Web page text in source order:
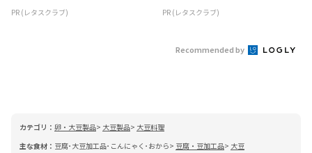
PR (レタスクラブ) PR (レタスクラブ)
Recommended by
カテゴリ： 卵・大豆製品 大豆製品
大豆料理
主な食材： 豆腐･大豆加工品･こんにゃく･おから 豆腐・豆加工品
大豆